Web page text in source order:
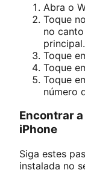
Abra o
Toque
no
principal.
Toque
Toque
Toque
número
Encontrar
iPhone
Siga estes
instalada no